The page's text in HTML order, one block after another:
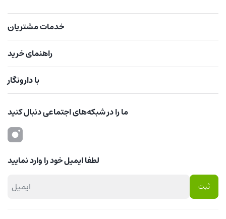
خدمات مشتریان
راهنمای خرید
با دارونگار
ما را در شبکه‌های اجتماعی دنبال کنید
لطفا ایمیل خود را وارد نمایید